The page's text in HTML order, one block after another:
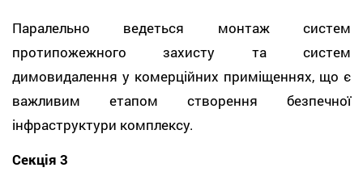
Паралельно ведеться монтаж систем
протипожежного захисту та систем
димовидалення у комерційних приміщеннях, що є
важливим етапом створення безпечної
інфраструктури комплексу.
Секція 3